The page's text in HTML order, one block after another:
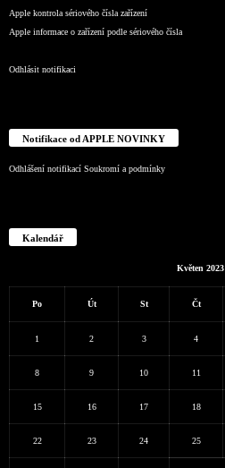
Apple kontrola sériového čísla zařízení
Apple informace o zařízení podle sériového čísla
Odhlásit notifikaci
Notifikace od APPLE NOVINKY
Odhlášení notifikací Soukromí a podmínky
Kalendář
Květen 2023
Po Út St Čt
1 2 3 4
8 9 10 11
15 16 17 18
22 23 24 25